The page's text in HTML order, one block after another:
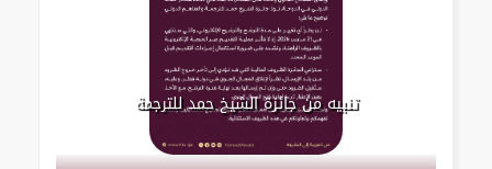
تنبيه من جائزة الشيخ حمد للترجمة